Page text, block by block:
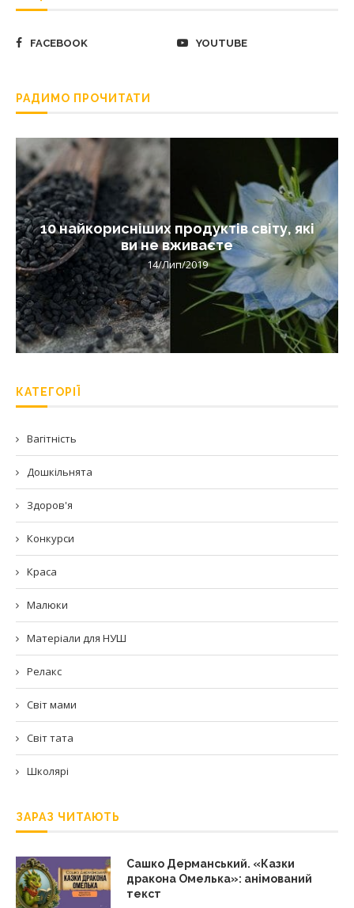
FACEBOOK YOUTUBE
РАДИМО ПРОЧИТАТИ
10 найкорисніших продуктів світу, які
ви не вживаєте
14/Лип/2019
КАТЕГОРІЇ
Вагітність
Дошкільнята
Здоров'я
Конкурси
Краса
Малюки
Матеріали для НУШ
Релакс
Світ мами
Світ тата
Школярі
ЗАРАЗ ЧИТАЮТЬ
Сашко Дерманський. «Казки
дракона Омелька»: анімований
текст